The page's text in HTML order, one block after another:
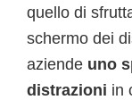
quello di
schermo dei
aziende uno
distrazioni in